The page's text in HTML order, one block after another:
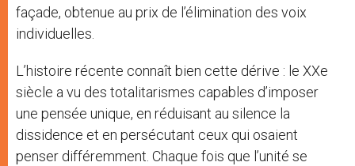
façade, obtenue au prix de l’élimination des voix
individuelles.
L’histoire récente connaît bien cette dérive : le XXe
siècle a vu des totalitarismes capables d’imposer
une pensée unique, en réduisant au silence la
dissidence et en persécutant ceux qui osaient
penser différemment. Chaque fois que l’unité se